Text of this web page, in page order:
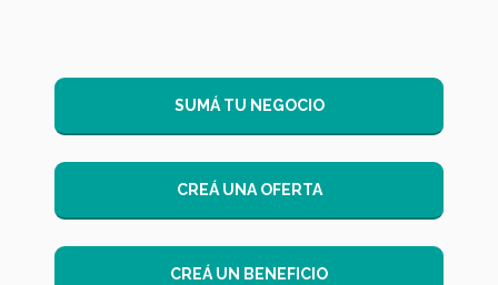
SUMÁ TU NEGOCIO
CREÁ UNA OFERTA
CREÁ UN BENEFICIO